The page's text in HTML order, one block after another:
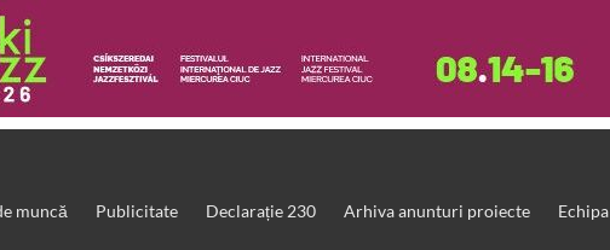
muncă Publicitate Declarație 230 Arhiva anunturi proiecte Echipa